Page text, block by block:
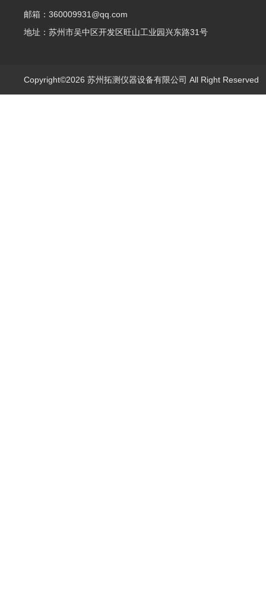
邮箱：360009931@qq.com
地址：苏州市吴中区开发区旺山工业园兴东路31号
Copyright©2026 苏州拓测仪器设备有限公司 All Right